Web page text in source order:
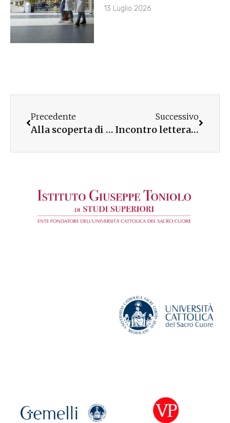
13 Luglio 2026
Precedente
Alla scoperta di Giuseppe Toniolo
Successivo
Incontro letterario-musicale a Torino